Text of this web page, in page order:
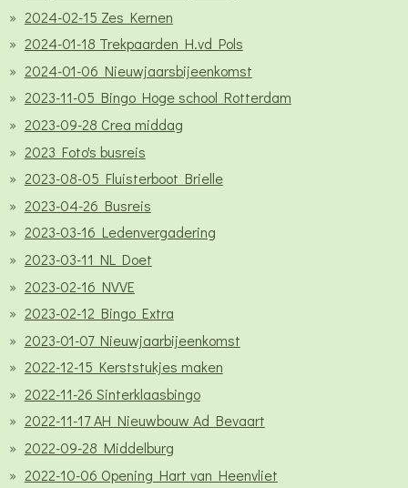
2024-02-15 Zes Kernen
2024-01-18 Trekpaarden H.vd Pols
2024-01-06 Nieuwjaarsbijeenkomst
2023-11-05 Bingo Hoge school Rotterdam
2023-09-28 Crea middag
2023 Foto's busreis
2023-08-05 Fluisterboot Brielle
2023-04-26 Busreis
2023-03-16 Ledenvergadering
2023-03-11 NL Doet
2023-02-16 NVVE
2023-02-12 Bingo Extra
2023-01-07 Nieuwjaarbijeenkomst
2022-12-15 Kerststukjes maken
2022-11-26 Sinterklaasbingo
2022-11-17 AH Nieuwbouw Ad Bevaart
2022-09-28 Middelburg
2022-10-06 Opening Hart van Heenvliet